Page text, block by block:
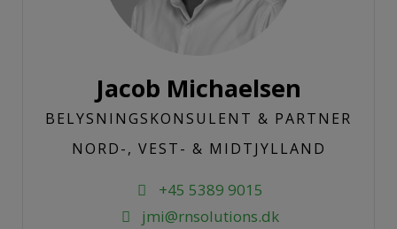
Jacob Michaelsen
BELYSNINGSKONSULENT & PARTNER
NORD-, VEST- & MIDTJYLLAND
+45 5389 9015
jmi@rnsolutions.dk